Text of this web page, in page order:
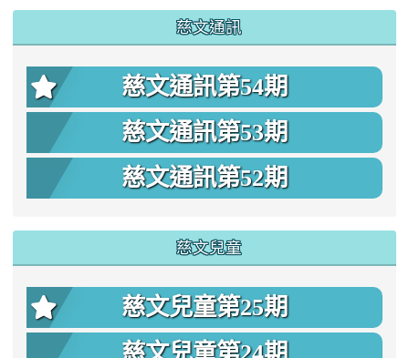
慈文通訊
慈文通訊第54期
慈文通訊第53期
慈文通訊第52期
慈文兒童
慈文兒童第25期
慈文兒童第24期